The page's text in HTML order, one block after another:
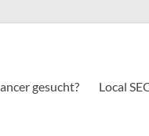
gesucht? Local